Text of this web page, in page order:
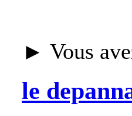
► Vous
le